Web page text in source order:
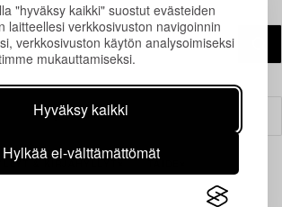
"hyväksy kaikki" suostut evästeiden
laitteellesi verkkosivuston navigoinnin
verkkosivuston käytön analysoimiseksi
mukauttamiseksi.
Hyväksy kaikki
Hylkää ei-välttämättömät
Suodatin
& KIRJAHYLLYT